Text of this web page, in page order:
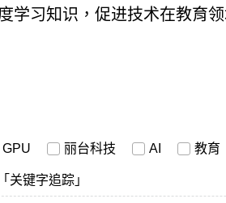
学习知识，促进技术在教育领
GPU 丽台科技 AI 教育
关键字追踪」